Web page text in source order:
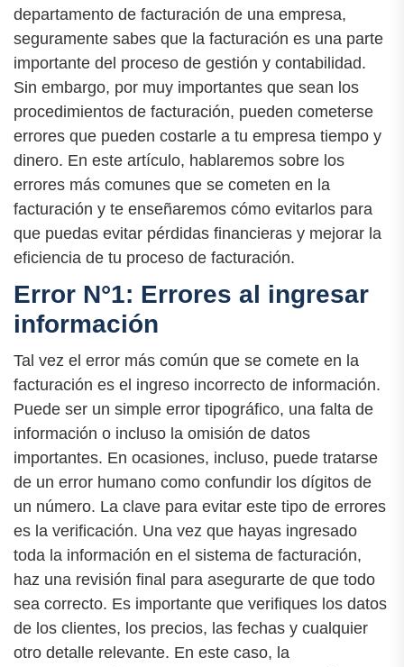
departamento de facturación de una empresa,
seguramente sabes que la facturación es una parte
importante del proceso de gestión y contabilidad.
Sin embargo, por muy importantes que sean los
procedimientos de facturación, pueden cometerse
errores que pueden costarle a tu empresa tiempo y
dinero. En este artículo, hablaremos sobre los
errores más comunes que se cometen en la
facturación y te enseñaremos cómo evitarlos para
que puedas evitar pérdidas financieras y mejorar la
eficiencia de tu proceso de facturación.
Error N°1: Errores al ingresar
información
Tal vez el error más común que se comete en la
facturación es el ingreso incorrecto de información.
Puede ser un simple error tipográfico, una falta de
información o incluso la omisión de datos
importantes. En ocasiones, incluso, puede tratarse
de un error humano como confundir los dígitos de
un número. La clave para evitar este tipo de errores
es la verificación. Una vez que hayas ingresado
toda la información en el sistema de facturación,
haz una revisión final para asegurarte de que todo
sea correcto. Es importante que verifiques los datos
de los clientes, los precios, las fechas y cualquier
otro detalle relevante. En este caso, la